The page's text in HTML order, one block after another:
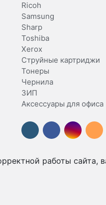
Ricoh
Samsung
Sharp
Toshiba
Xerox
Струйные картриджи
Тонеры
Чернила
ЗИП
Аксессуары для офиса
работы сайта,